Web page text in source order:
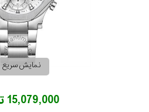
نمایش سریع
15,079,000 تومان